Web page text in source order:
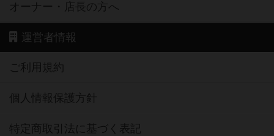
オーナー・店長の方へ
運営者情報
ご利用規約
個人情報保護方針
特定商取引法に基づく表記